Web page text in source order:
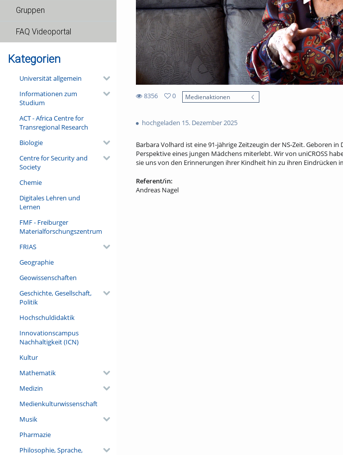
Gruppen
FAQ Videoportal
Kategorien
Universität allgemein
Informationen zum
Studium
ACT - Africa Centre for
Transregional Research
Biologie
Centre for Security and
Society
Chemie
Digitales Lehren und
Lernen
FMF - Freiburger
Materialforschungszentrum
FRIAS
Geographie
Geowissenschaften
Geschichte, Gesellschaft,
Politik
Hochschuldidaktik
Innovationscampus
Nachhaltigkeit (ICN)
Kultur
Mathematik
Medizin
Medienkulturwissenschaft
Musik
Pharmazie
Philosophie, Sprache,
8356
views
0
Medienaktionen
hochgeladen 15. Dezember 2025
Barbara Volhard ist eine 91-jährige Zeitzeugin der NS-Zeit. Geboren
Perspektive eines jungen Mädchens miterlebt. Wir von uniCROSS
sie uns von den Erinnerungen ihrer Kindheit hin zu ihren Eindrücken
Referent/in:
Andreas Nagel